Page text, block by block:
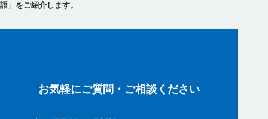
語」をご紹介します。
お気軽にご質問・ご相談ください